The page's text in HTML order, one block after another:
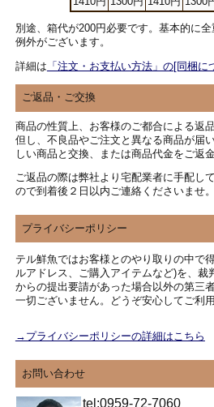
別途、箱代が200円必要です。基本的に全
例外がございます。
詳細は 「注文・お支払い方法」の[同梱に
ご返品・ご交換
商品の性質上、お客様のご都合による返
但し、不良品やご注文と異なる商品が届
しい商品と交換、または商品代金をご返
ご返品の際は弊社より宅配業者に手配し
ので到着後２日以内ご連絡くださいませ。
プライバシーポリシー
テル鮮魚ではお客様とのやり取りの中で
ルアドレス、ご購入アイテムなど)を、
からの提出要請があった場合以外の第三
一切ございません。どうぞ安心してご利用
→プライバシーポリシーの詳細はこちら
お問い合わせ
tel:0959-72-7060